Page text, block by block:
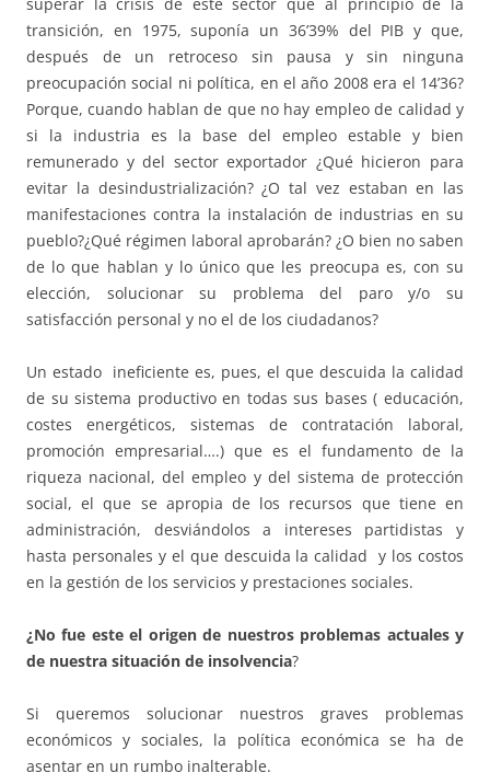
superar la crisis de este sector que al principio de la
transición, en 1975, suponía un 36’39% del PIB y que,
después de un retroceso sin pausa y sin ninguna
preocupación social ni política, en el año 2008 era el 14’36?
Porque, cuando hablan de que no hay empleo de calidad y
si la industria es la base del empleo estable y bien
remunerado y del sector exportador ¿Qué hicieron para
evitar la desindustrialización? ¿O tal vez estaban en las
manifestaciones contra la instalación de industrias en su
pueblo?¿Qué régimen laboral aprobarán? ¿O bien no saben
de lo que hablan y lo único que les preocupa es, con su
elección, solucionar su problema del paro y/o su
satisfacción personal y no el de los ciudadanos?
Un estado ineficiente es, pues, el que descuida la calidad
de su sistema productivo en todas sus bases ( educación,
costes energéticos, sistemas de contratación laboral,
promoción empresarial….) que es el fundamento de la
riqueza nacional, del empleo y del sistema de protección
social, el que se apropia de los recursos que tiene en
administración, desviándolos a intereses partidistas y
hasta personales y el que descuida la calidad y los costos
en la gestión de los servicios y prestaciones sociales.
¿No fue este el origen de nuestros problemas actuales y
de nuestra situación de insolvencia?
Si queremos solucionar nuestros graves problemas
económicos y sociales, la política económica se ha de
asentar en un rumbo inalterable.